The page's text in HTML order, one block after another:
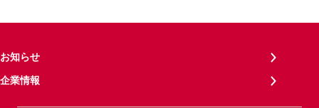
お知らせ
企業情報